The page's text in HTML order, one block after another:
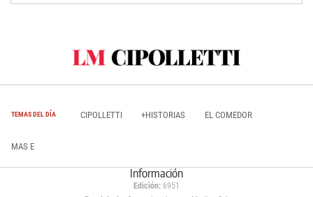
TEMAS DEL DÍA CIPOLLETTI +HISTORIAS EL COMEDOR
MAS E
Información
Edición: 6951